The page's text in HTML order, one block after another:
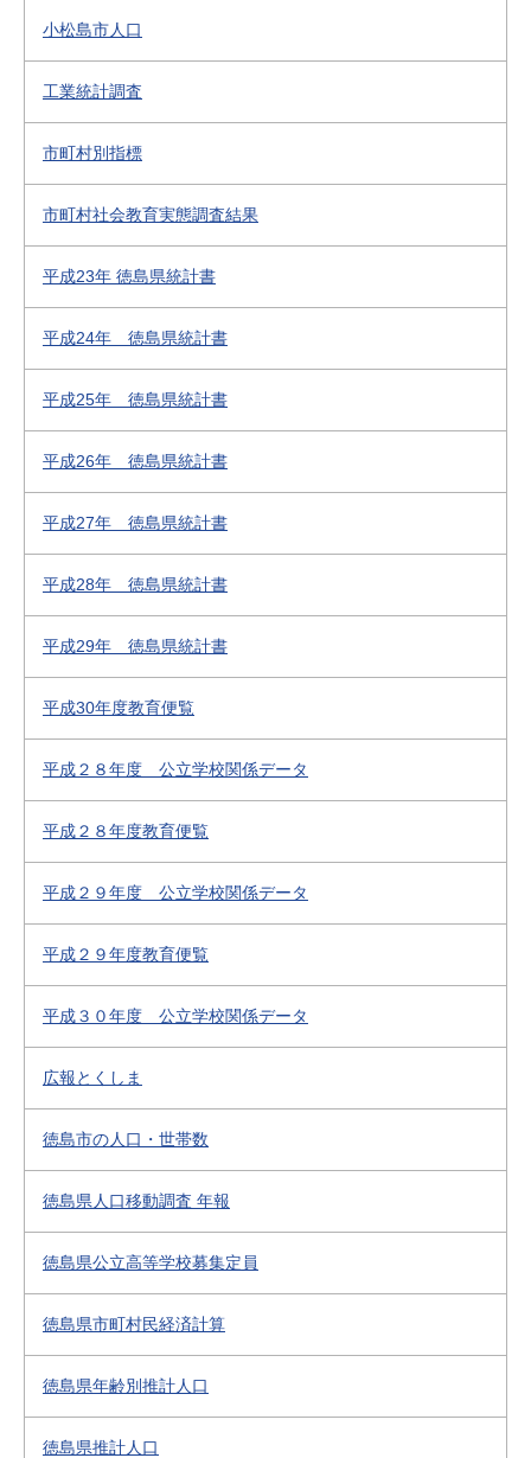
小松島市人口
工業統計調査
市町村別指標
市町村社会教育実態調査結果
平成23年 徳島県統計書
平成24年 徳島県統計書
平成25年 徳島県統計書
平成26年 徳島県統計書
平成27年 徳島県統計書
平成28年 徳島県統計書
平成29年 徳島県統計書
平成30年度教育便覧
平成２８年度 公立学校関係データ
平成２８年度教育便覧
平成２９年度 公立学校関係データ
平成２９年度教育便覧
平成３０年度 公立学校関係データ
広報とくしま
徳島市の人口・世帯数
徳島県人口移動調査 年報
徳島県公立高等学校募集定員
徳島県市町村民経済計算
徳島県年齢別推計人口
徳島県推計人口